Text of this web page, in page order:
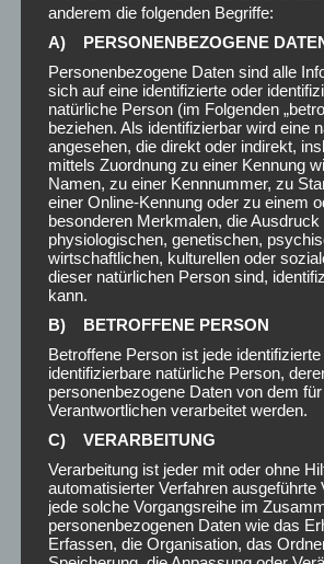
Möbeltransport Wien
19. März 2026
Kein Titel
17. Februar 2026
UNVERBINDLICHES ANGEBOT
Dein Name (Pflichtfeld)
Deine E-Mail-Adresse (Pflichtfeld)
Betreff
anderem die folgenden Begriffe:
A) PERSONENBEZOGENE
Personenbezogene Daten sind alle
sich auf eine identifizierte oder
natürliche Person (im Folgenden
beziehen. Als identifizierbar wird eine
angesehen, die direkt oder indirekt,
mittels Zuordnung zu einer Kennung
Namen, zu einer Kennnummer, zu
einer Online-Kennung oder zu einem
besonderen Merkmalen, die
physiologischen, genetischen,
wirtschaftlichen, kulturellen oder
dieser natürlichen Person sind,
kann.
B) BETROFFENE PERSON
Betroffene Person ist jede identifizierte
identifizierbare natürliche Person,
personenbezogene Daten von dem
Verantwortlichen verarbeitet werden.
C) VERARBEITUNG
Verarbeitung ist jeder mit oder ohne
automatisierter Verfahren ausgeführte
jede solche Vorgangsreihe im
personenbezogenen Daten wie das
Erfassen, die Organisation, das